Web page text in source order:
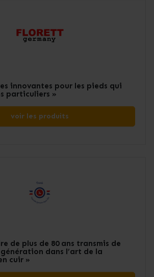
innovantes pour les pieds qui
particuliers »
voir les produits
de plus de 80 ans transmis de
dans l’art de la
cuir »